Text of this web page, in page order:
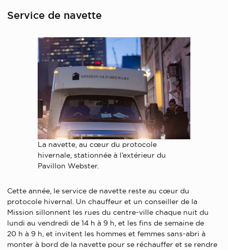
Service de navette
La navette, au cœur du protocole
hivernale, stationnée à l’extérieur du
Pavillon Webster.
Cette année, le service de navette reste au cœur du
protocole hivernal. Un chauffeur et un conseiller de la
Mission sillonnent les rues du centre-ville chaque nuit du
lundi au vendredi de 14 h à 9 h, et les fins de semaine de
20 h à 9 h, et invitent les hommes et femmes sans-abri à
monter à bord de la navette pour se réchauffer et se rendre